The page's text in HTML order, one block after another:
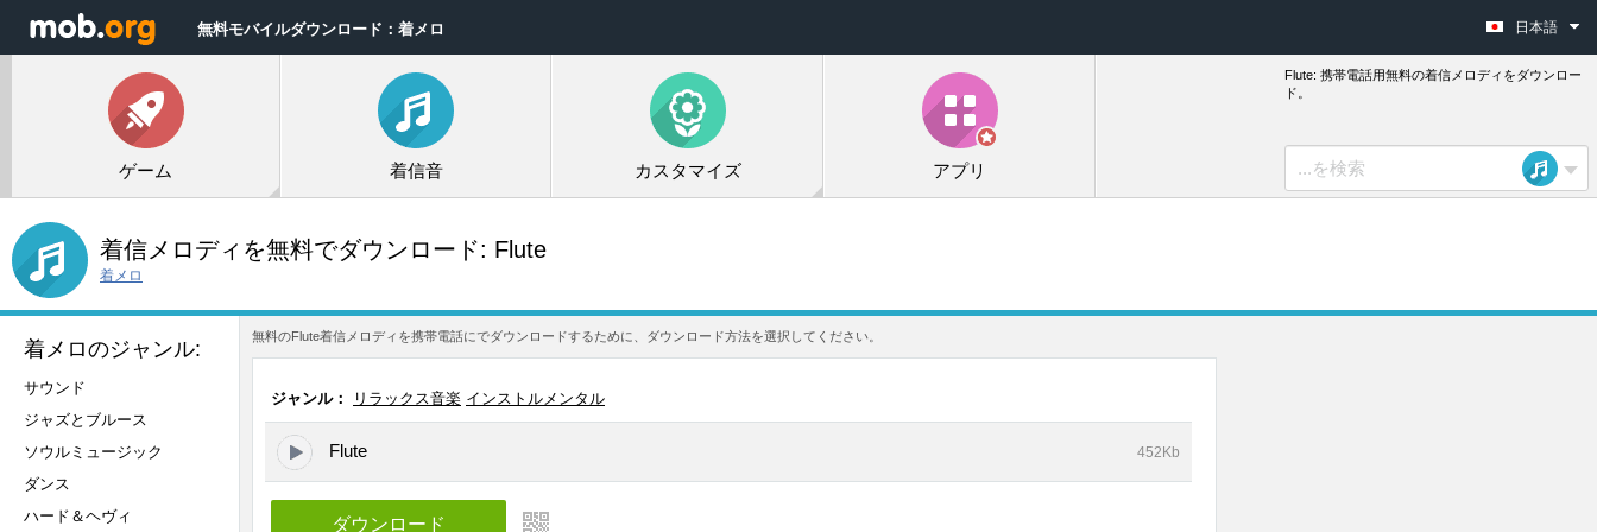
無料モバイルダウンロード：着メロ 日本語
ゲーム 着信音 カスタマイズ アプリ
Flute: 携帯電話用無料の着信メロディをダウンロー
ド。
着信メロディを無料でダウンロード: Flute
着メロ
着メロのジャンル:
サウンド
ジャズとブルース
ソウルミュージック
ダンス
ハード＆ヘヴィ
無料のFlute着信メロディを携帯電話にでダウンロードするために、ダウンロード方法を選択してください。
ジャンル： リラックス音楽 インストルメンタル
Flute 452Kb
ダウンロード